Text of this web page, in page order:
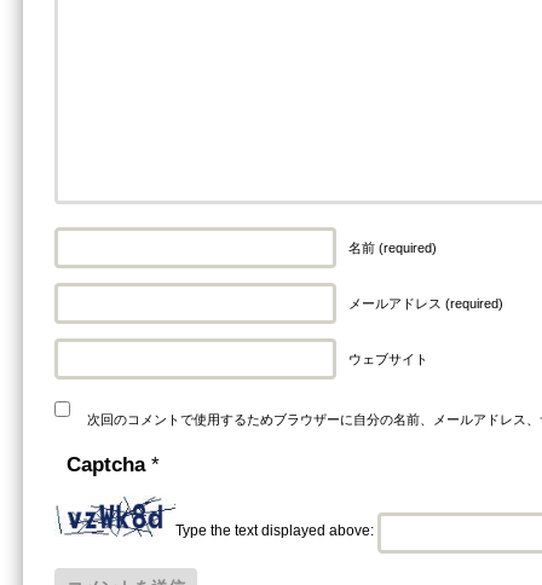
名前 (required)
メールアドレス (required)
ウェブサイト
次回のコメントで使用するためブラウザーに自分の名前、メールアドレス
Captcha *
Type the text displayed above: